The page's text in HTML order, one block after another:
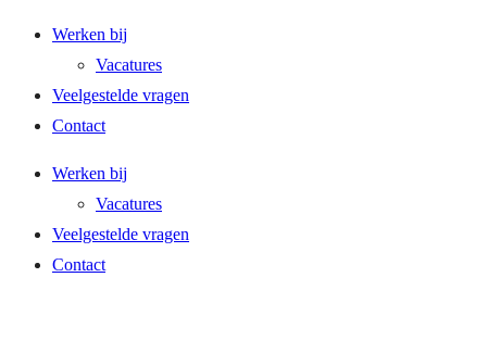
Werken bij
Vacatures
Veelgestelde vragen
Contact
Werken bij
Vacatures
Veelgestelde vragen
Contact